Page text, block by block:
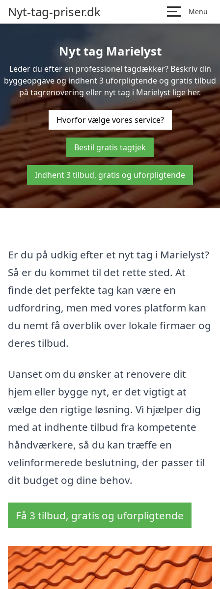
Nyt-tag-priser.dk Menu
Nyt tag Marielyst
Leder du efter en professionel tagdækker? Beskriv din
byggeopgave og indhent 3 uforpligtende og gratis tilbud
på tagrenovering eller nyt tag i Marielyst lige her.
Hvorfor vælge vores service?
Bestil gratis tagtjek
Indhent 3 tilbud, gratis og uforpligtende
Er du på udkig efter et nyt tag i Marielyst?
Så er du kommet til det rette sted. At
finde det perfekte tag kan være en
udfordring, men med vores platform kan
du nemt få overblik over lokale firmaer og
deres tilbud.
Uanset om du ønsker at renovere dit
hjem eller bygge nyt, er det vigtigt at
vælge den rigtige løsning. Vi hjælper dig
med at indhente tilbud fra kompetente
håndværkere, så du kan træffe en
velinformerede beslutning, der passer til
dit budget og dine behov.
Få 3 tilbud, gratis og uforpligtende